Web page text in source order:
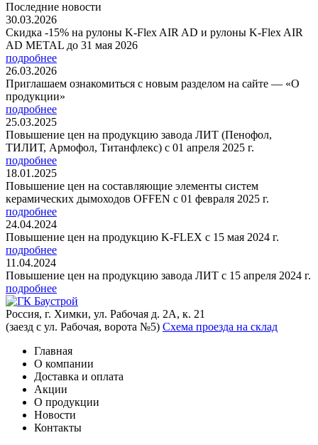
Последние новости
30.03.2026
Скидка -15% на рулоны K-Flex AIR AD и рулоны K-Flex AIR
AD METAL до 31 мая 2026
подробнее
26.03.2026
Приглашаем ознакомиться с новым разделом на сайте — «О
продукции»
подробнее
25.03.2025
Повышение цен на продукцию завода ЛИТ (Пенофол,
ТИЛИТ, Армофол, Титанфлекс) с 01 апреля 2025 г.
подробнее
18.01.2025
Повышение цен на составляющие элементы систем
керамических дымоходов OFFEN с 01 февраля 2025 г.
подробнее
24.04.2024
Повышение цен на продукцию K-FLEX с 15 мая 2024 г.
подробнее
11.04.2024
Повышение цен на продукцию завода ЛИТ с 15 апреля 2024 г.
подробнее
Россия, г. Химки, ул. Рабочая д. 2А, к. 21
(заезд с ул. Рабочая, ворота №5) Схема проезда на склад
Главная
О компании
Доставка и оплата
Акции
О продукции
Новости
Контакты